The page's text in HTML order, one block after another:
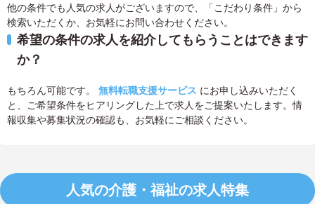
他の条件でも人気の求人がございますので、「こだわり条件」から
検索いただくか、お気軽にお問い合わせください。
希望の条件の求人を紹介してもらうことはできます
か？
もちろん可能です。 無料転職支援サービス にお申し込みいただく
と、ご希望条件をヒアリングした上で求人をご提案いたします。情
報収集や募集状況の確認も、お気軽にご相談ください。
人気の介護・福祉の求人特集